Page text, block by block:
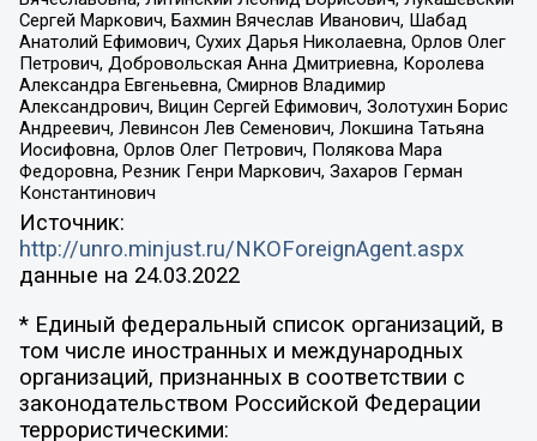
Сергей Маркович, Бахмин Вячеслав Иванович, Шабад
Анатолий Ефимович, Сухих Дарья Николаевна, Орлов Олег
Петрович, Добровольская Анна Дмитриевна, Королева
Александра Евгеньевна, Смирнов Владимир
Александрович, Вицин Сергей Ефимович, Золотухин Борис
Андреевич, Левинсон Лев Семенович, Локшина Татьяна
Иосифовна, Орлов Олег Петрович, Полякова Мара
Федоровна, Резник Генри Маркович, Захаров Герман
Константинович
Источник:
http://unro.minjust.ru/NKOForeignAgent.aspx
данные на 24.03.2022
* Единый федеральный список организаций, в
том числе иностранных и международных
организаций, признанных в соответствии с
законодательством Российской Федерации
террористическими: